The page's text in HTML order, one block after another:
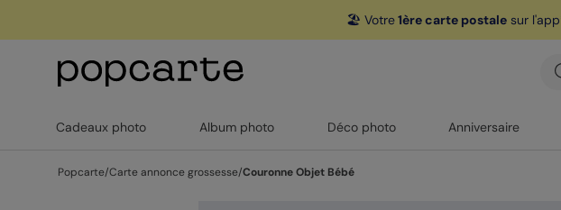
🏖️ Votre1ère carte postalesur
Cadeaux photo Album photo Déco photo Anniversaire
Popcarte/Carte annonce grossesse/Couronne Objet Bébé